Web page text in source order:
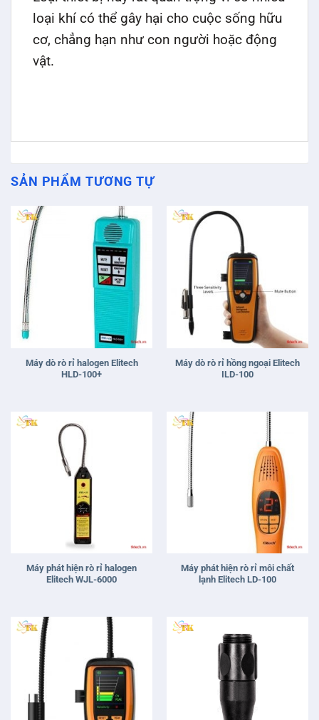
loại khí có thể gây hại cho cuộc sống hữu
cơ, chẳng hạn như con người hoặc động
vật.
SẢN PHẨM TƯƠNG TỰ
Máy dò rò rỉ halogen Elitech
HLD-100+
Máy dò rò rỉ hồng ngoại Elitech
ILD-100
Máy phát hiện rò rỉ halogen
Elitech WJL-6000
Máy phát hiện rò rỉ môi chất
lạnh Elitech LD-100